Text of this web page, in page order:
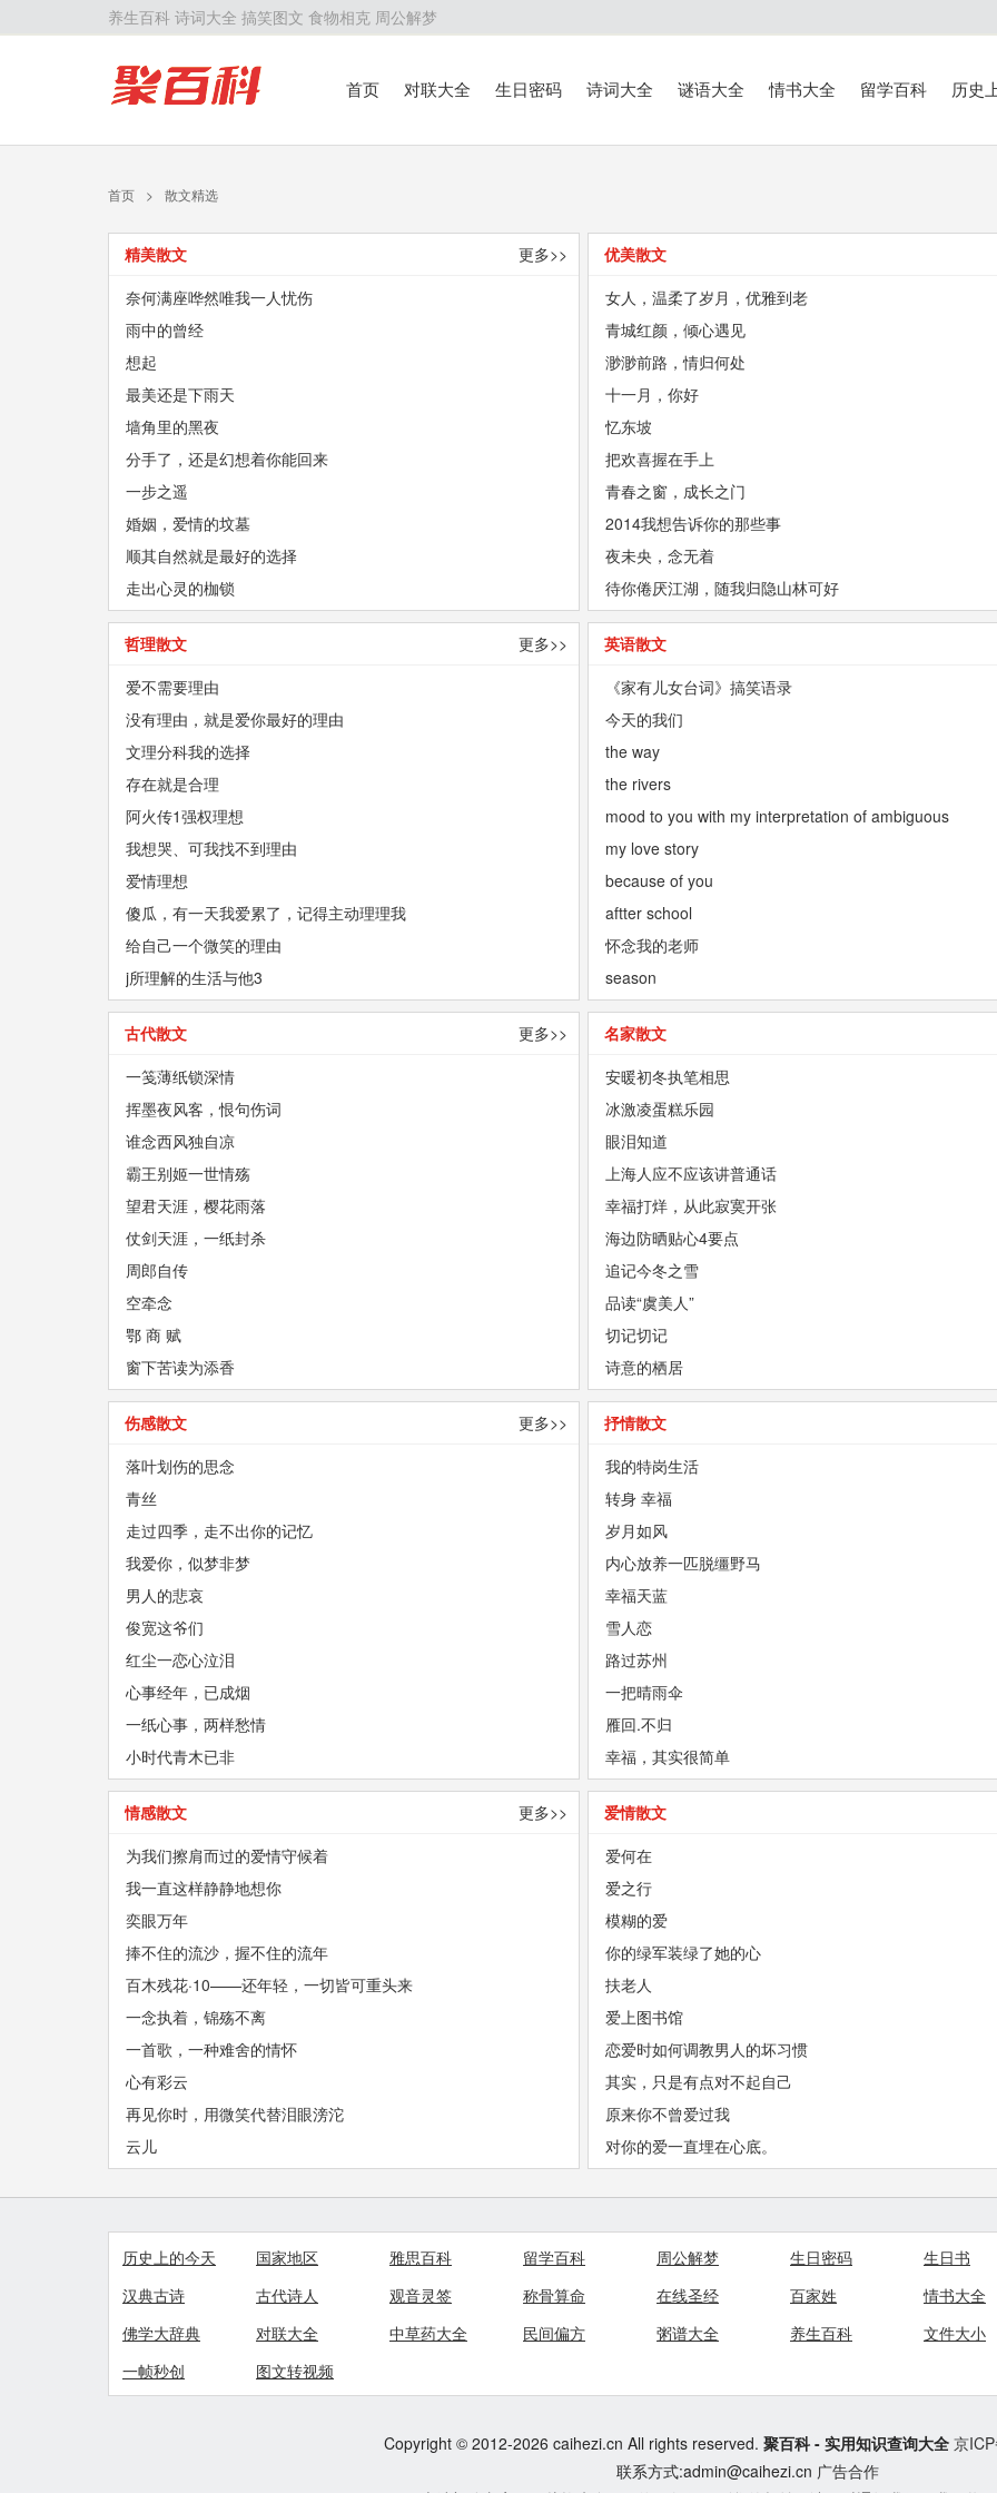
养生百科 诗词大全 搞笑图文 食物相克 周公解梦
首页 对联大全 生日密码 诗词大全 谜语大全 情书大全 留学百科 历史
首页 > 散文精选
精美散文
更多>>
奈何满座哗然唯我一人忧伤
雨中的曾经
想起
最美还是下雨天
墙角里的黑夜
分手了，还是幻想着你能回来
一步之遥
婚姻，爱情的坟墓
顺其自然就是最好的选择
走出心灵的枷锁
优美散文
女人，温柔了岁月，优雅到老
青城红颜，倾心遇见
渺渺前路，情归何处
十一月，你好
忆东坡
把欢喜握在手上
青春之窗，成长之门
2014我想告诉你的那些事
夜未央，念无着
待你倦厌江湖，随我归隐山林可好
哲理散文
更多>>
爱不需要理由
没有理由，就是爱你最好的理由
文理分科我的选择
存在就是合理
阿火传1强权理想
我想哭、可我找不到理由
爱情理想
傻瓜，有一天我爱累了，记得主动理理我
给自己一个微笑的理由
j所理解的生活与他3
英语散文
《家有儿女台词》搞笑语录
今天的我们
the way
the rivers
mood to you with my interpretation of ambiguous
my love story
because of you
aftter school
怀念我的老师
season
古代散文
更多>>
一笺薄纸锁深情
挥墨夜风客，恨句伤词
谁念西风独自凉
霸王别姬一世情殇
望君天涯，樱花雨落
仗剑天涯，一纸封杀
周郎自传
空牵念
鄂 商 赋
窗下苦读为添香
名家散文
安暖初冬执笔相思
冰激凌蛋糕乐园
眼泪知道
上海人应不应该讲普通话
幸福打烊，从此寂寞开张
海边防晒贴心4要点
追记今冬之雪
品读“虞美人”
切记切记
诗意的栖居
伤感散文
更多>>
落叶划伤的思念
青丝
走过四季，走不出你的记忆
我爱你，似梦非梦
男人的悲哀
俊宽这爷们
红尘一恋心泣泪
心事经年，已成烟
一纸心事，两样愁情
小时代青木已非
抒情散文
我的特岗生活
转身 幸福
岁月如风
内心放养一匹脱缰野马
幸福天蓝
雪人恋
路过苏州
一把晴雨伞
雁回.不归
幸福，其实很简单
情感散文
更多>>
为我们擦肩而过的爱情守候着
我一直这样静静地想你
奕眼万年
捧不住的流沙，握不住的流年
百木残花·10——还年轻，一切皆可重头来
一念执着，锦殇不离
一首歌，一种难舍的情怀
心有彩云
再见你时，用微笑代替泪眼滂沱
云儿
爱情散文
爱何在
爱之行
模糊的爱
你的绿军装绿了她的心
扶老人
爱上图书馆
恋爱时如何调教男人的坏习惯
其实，只是有点对不起自己
原来你不曾爱过我
对你的爱一直埋在心底。
历史上的今天 国家地区 雅思百科 留学百科 周公解梦 生日密码
生日书
汉典古诗
古代诗人 观音灵签 称骨算命 在线圣经 百家姓
情书大全
佛学大辞典
对联大全 中草药大全 民间偏方 粥谱大全 养生百科
文件大小
一帧秒创
图文转视频
Copyright © 2012-2026 caihezi.cn All rights reserved. 聚百科 - 实用知识查询大全 京
联系方式:admin@caihezi.cn 广告合作